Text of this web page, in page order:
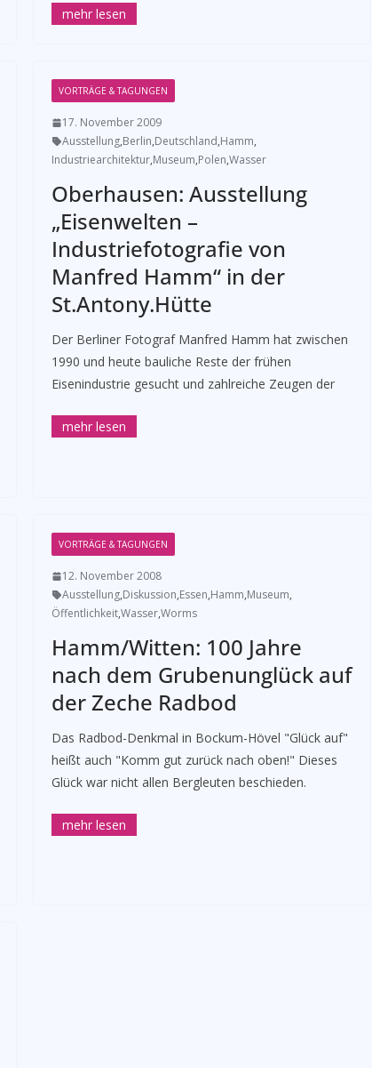
VORTRÄGE & TAGUNGEN
17. November 2009
Ausstellung,Berlin,Deutschland,Hamm,
Industriearchitektur,Museum,Polen,Wasser
Oberhausen: Ausstellung
„Eisenwelten –
Industriefotografie von
Manfred Hamm“ in der
St.Antony.Hütte
­Der Berliner Fotograf Manfred Hamm hat zwischen
1990 und heute bauliche Reste der frühen
Eisenindustrie gesucht und zahlreiche Zeugen der
VORTRÄGE & TAGUNGEN
12. November 2008
Ausstellung,Diskussion,Essen,Hamm,Museum,
Öffentlichkeit,Wasser,Worms
Hamm/Witten: 100 Jahre
nach dem Grubenunglück auf
der Zeche Radbod
Das Radbod-Denkmal in Bockum-Hövel "Glück auf"
heißt auch "Komm gut zurück nach oben!" Dieses
Glück war nicht allen Bergleuten beschieden.